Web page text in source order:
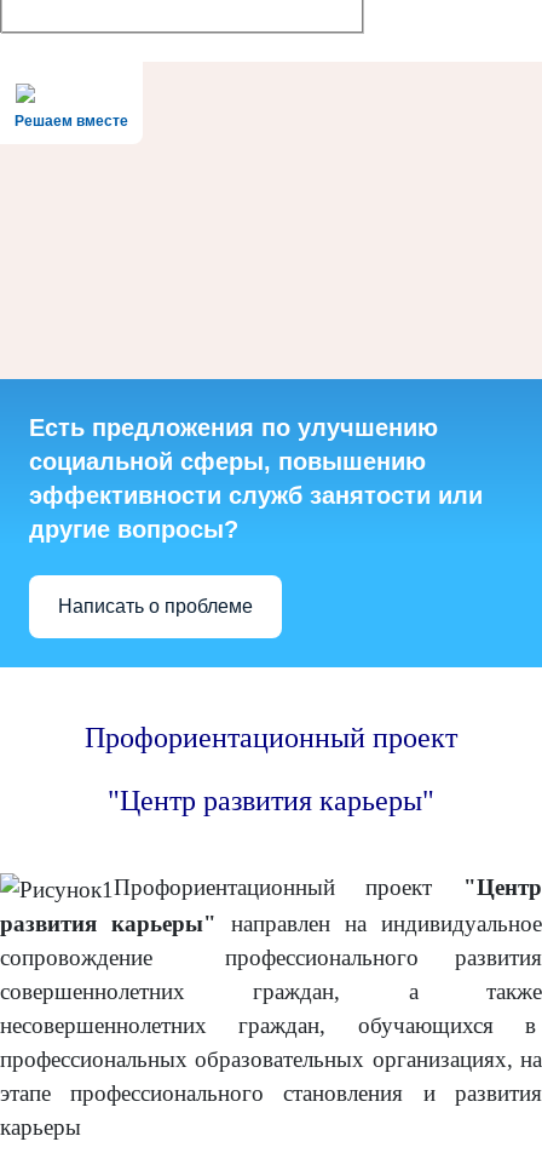
Решаем вместе
Есть предложения по улучшению
социальной сферы, повышению
эффективности служб занятости или
другие вопросы?
Написать о проблеме
Профориентационный проект
"Центр развития карьеры"
Профориентационный проект "Центр
развития карьеры" направлен на индивидуальное
сопровождение профессионального развития
совершеннолетних граждан, а также
несовершеннолетних граждан, обучающихся в
профессиональных образовательных организациях, на
этапе профессионального становления и развития
карьеры